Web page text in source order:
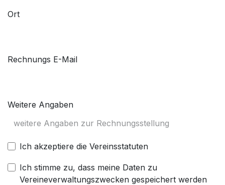
Ort
Rechnungs E-Mail
Weitere Angaben
Ich akzeptiere die Vereinsstatuten
Ich stimme zu, dass meine Daten zu
Vereineverwaltungszwecken gespeichert werden